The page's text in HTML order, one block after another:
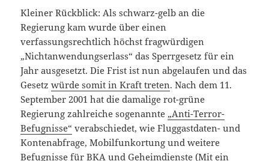
Kleiner Rückblick: Als schwarz-gelb an die
Regierung kam wurde über einen
verfassungsrechtlich höchst fragwürdigen
„Nichtanwendungserlass“ das Sperrgesetz für ein
Jahr ausgesetzt. Die Frist ist nun abgelaufen und das
Gesetzwürde somit in Kraft treten. Nach dem 11.
September 2001 hat die damalige rot-grüne
Regierung zahlreiche sogenannte „Anti-Terror-
Befugnisse“ verabschiedet, wie Fluggastdaten- und
Kontenabfrage, Mobilfunkortung und weitere
Befugnisse für BKA und Geheimdienste (Mit ein